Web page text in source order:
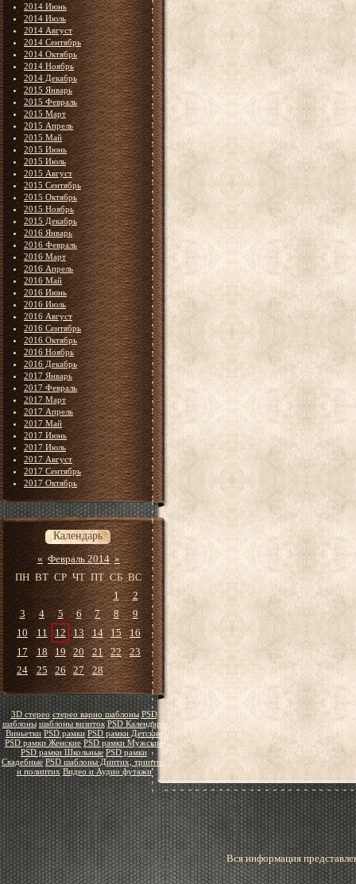
2014 Июнь
2014 Июль
2014 Август
2014 Сентябрь
2014 Октябрь
2014 Ноябрь
2014 Декабрь
2015 Январь
2015 Февраль
2015 Март
2015 Апрель
2015 Май
2015 Июнь
2015 Июль
2015 Август
2015 Сентябрь
2015 Октябрь
2015 Ноябрь
2015 Декабрь
2016 Январь
2016 Февраль
2016 Март
2016 Апрель
2016 Май
2016 Июнь
2016 Июль
2016 Август
2016 Сентябрь
2016 Октябрь
2016 Ноябрь
2016 Декабрь
2017 Январь
2017 Февраль
2017 Март
2017 Апрель
2017 Май
2017 Июнь
2017 Июль
2017 Август
2017 Сентябрь
2017 Октябрь
Календарь
« Февраль 2014 »
ПН ВТ СР ЧТ ПТ СБ ВС
1
2
3
4 5 6 7 8
9
10
11 12 13 14 15
16
17
18 19 20 21 22
23
24
25 26 27 28
3D стерео стерео варио шаблоны PSD
шаблоны шаблоны визиток PSD Календари
Виньетки PSD рамки PSD рамки Детские
PSD рамки Женские PSD рамки Мужские
PSD рамки Школьные PSD рамки
Свадебные PSD шаблоны Диптих, триптих
и полиптих Видео и Аудио футажи
Вся информация